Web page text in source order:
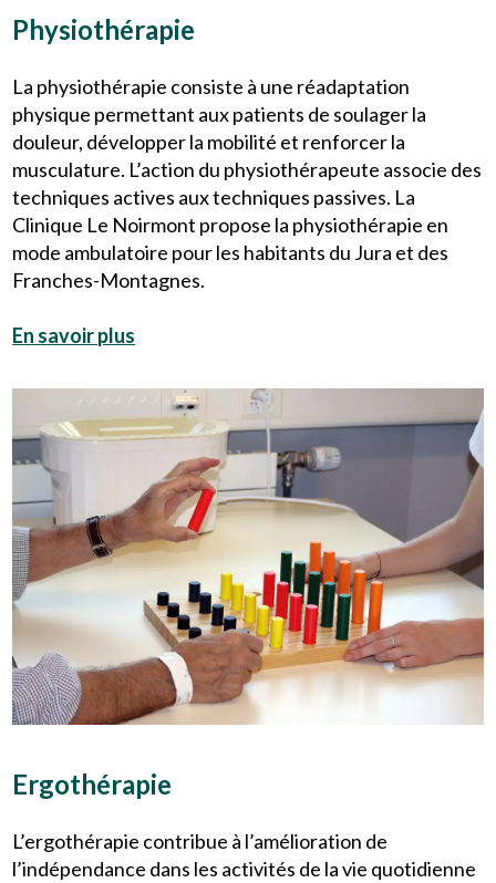
Physiothérapie
La physiothérapie consiste à une réadaptation
physique permettant aux patients de soulager la
douleur, développer la mobilité et renforcer la
musculature. L’action du physiothérapeute associe des
techniques actives aux techniques passives. La
Clinique Le Noirmont propose la physiothérapie en
mode ambulatoire pour les habitants du Jura et des
Franches-Montagnes.
En savoir plus
Ergothérapie
L’ergothérapie contribue à l’amélioration de
l’indépendance dans les activités de la vie quotidienne